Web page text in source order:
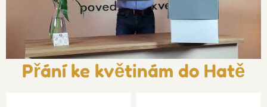
Přání ke květinám do Hatě